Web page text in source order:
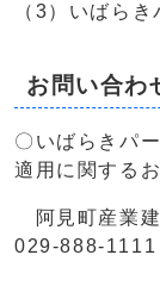
（3）いばら
お問い合わ
〇いばらきパ
適用に関する
阿見町産
029-888-1111